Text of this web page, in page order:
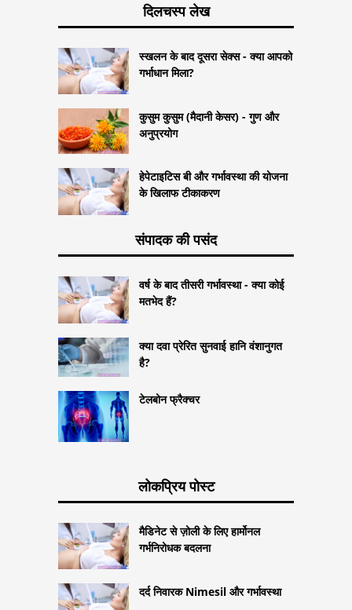
दिलचस्प लेख
स्खलन के बाद दूसरा सेक्स - क्या आपको
गर्भाधान मिला?
कुसुम कुसुम (मैदानी केसर) - गुण और
अनुप्रयोग
हेपेटाइटिस बी और गर्भावस्था की योजना
के खिलाफ टीकाकरण
संपादक की पसंद
वर्ष के बाद तीसरी गर्भावस्था - क्या कोई
मतभेद हैं?
क्या दवा प्रेरित सुनवाई हानि वंशानुगत
है?
टेलबोन फ्रैक्चर
लोकप्रिय पोस्ट
मैडिनेट से ज़ोली के लिए हार्मोनल
गर्भनिरोधक बदलना
दर्द निवारक Nimesil और गर्भावस्था